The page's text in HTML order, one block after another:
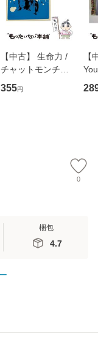
【中古】 生命力 /
チャットモンチー /
キューンレコード
[CD]【メール便送
355円
【
のが
0
梱包
4.7